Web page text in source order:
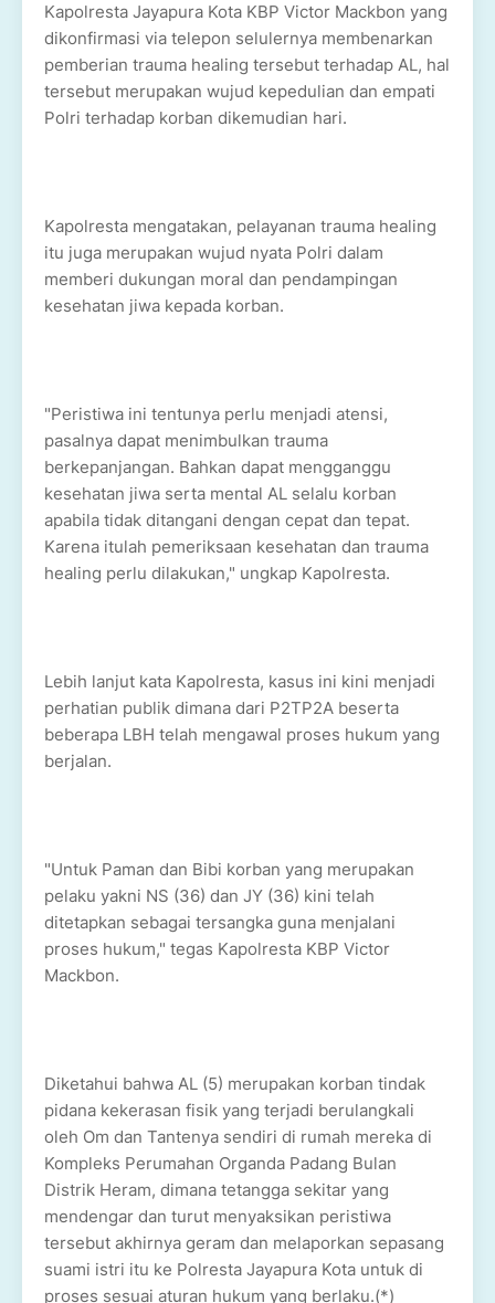
Kapolresta Jayapura Kota KBP Victor Mackbon yang
dikonfirmasi via telepon selulernya membenarkan
pemberian trauma healing tersebut terhadap AL, hal
tersebut merupakan wujud kepedulian dan empati
Polri terhadap korban dikemudian hari.
Kapolresta mengatakan, pelayanan trauma healing
itu juga merupakan wujud nyata Polri dalam
memberi dukungan moral dan pendampingan
kesehatan jiwa kepada korban.
"Peristiwa ini tentunya perlu menjadi atensi,
pasalnya dapat menimbulkan trauma
berkepanjangan. Bahkan dapat mengganggu
kesehatan jiwa serta mental AL selalu korban
apabila tidak ditangani dengan cepat dan tepat.
Karena itulah pemeriksaan kesehatan dan trauma
healing perlu dilakukan," ungkap Kapolresta.
Lebih lanjut kata Kapolresta, kasus ini kini menjadi
perhatian publik dimana dari P2TP2A beserta
beberapa LBH telah mengawal proses hukum yang
berjalan.
"Untuk Paman dan Bibi korban yang merupakan
pelaku yakni NS (36) dan JY (36) kini telah
ditetapkan sebagai tersangka guna menjalani
proses hukum," tegas Kapolresta KBP Victor
Mackbon.
Diketahui bahwa AL (5) merupakan korban tindak
pidana kekerasan fisik yang terjadi berulangkali
oleh Om dan Tantenya sendiri di rumah mereka di
Kompleks Perumahan Organda Padang Bulan
Distrik Heram, dimana tetangga sekitar yang
mendengar dan turut menyaksikan peristiwa
tersebut akhirnya geram dan melaporkan sepasang
suami istri itu ke Polresta Jayapura Kota untuk di
proses sesuai aturan hukum yang berlaku.(*)